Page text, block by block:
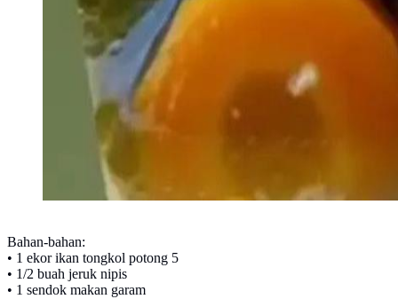
Bahan-bahan:
• 1 ekor ikan tongkol potong 5
• 1/2 buah jeruk nipis
• 1 sendok makan garam